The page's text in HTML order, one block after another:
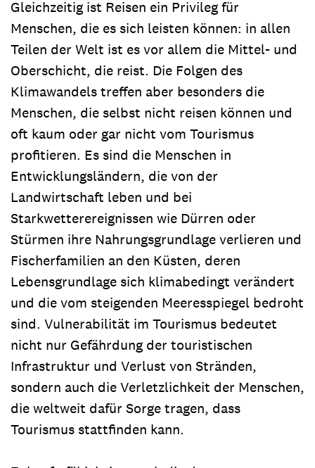
Gleichzeitig ist Reisen ein Privileg für
Menschen, die es sich leisten können: in allen
Teilen der Welt ist es vor allem die Mittel- und
Oberschicht, die reist. Die Folgen des
Klimawandels treffen aber besonders die
Menschen, die selbst nicht reisen können und
oft kaum oder gar nicht vom Tourismus
profitieren. Es sind die Menschen in
Entwicklungsländern, die von der
Landwirtschaft leben und bei
Starkwetterereignissen wie Dürren oder
Stürmen ihre Nahrungsgrundlage verlieren und
Fischerfamilien an den Küsten, deren
Lebensgrundlage sich klimabedingt verändert
und die vom steigenden Meeresspiegel bedroht
sind. Vulnerabilität im Tourismus bedeutet
nicht nur Gefährdung der touristischen
Infrastruktur und Verlust von Stränden,
sondern auch die Verletzlichkeit der Menschen,
die weltweit dafür Sorge tragen, dass
Tourismus stattfinden kann.